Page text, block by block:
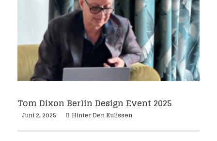
Tom Dixon Berlin Design Event 2025
Juni 2, 2025 Hinter Den Kulissen